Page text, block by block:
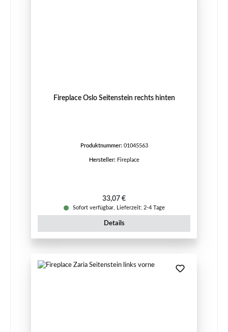
Fireplace Oslo Seitenstein rechts hinten
Produktnummer: 01045563
Hersteller: Fireplace
Regulärer Preis:
33,07 €
Sofort verfügbar, Lieferzeit: 2-4 Tage
Details